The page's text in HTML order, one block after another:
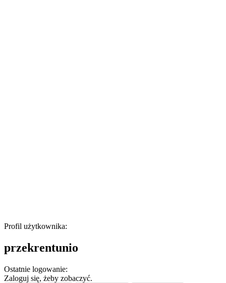
Profil użytkownika:
przekrentunio
Ostatnie logowanie:
Zaloguj się, żeby zobaczyć.